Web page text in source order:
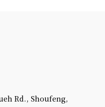
Rd., Shoufeng,